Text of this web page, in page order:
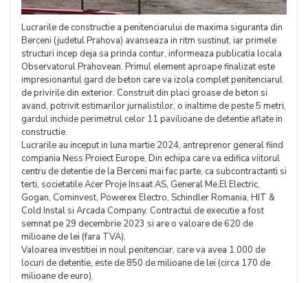
Lucrarile de constructie a penitenciarului de maxima siguranta din
Berceni (judetul Prahova) avanseaza in ritm sustinut, iar primele
structuri incep deja sa prinda contur, informeaza publicatia locala
Observatorul Prahovean. Primul element aproape finalizat este
impresionantul gard de beton care va izola complet penitenciarul
de privirile din exterior. Construit din placi groase de beton si
avand, potrivit estimarilor jurnalistilor, o inaltime de peste 5 metri,
gardul inchide perimetrul celor 11 pavilioane de detentie aflate in
constructie.
Lucrarile au inceput in luna martie 2024, antreprenor general fiind
compania Ness Proiect Europe. Din echipa care va edifica viitorul
centru de detentie de la Berceni mai fac parte, ca subcontractanti si
terti, societatile Acer Proje Insaat AS, General Me.El Electric,
Gogan, Cominvest, Powerex Electro, Schindler Romania, HIT &
Cold Instal si Arcada Company. Contractul de executie a fost
semnat pe 29 decembrie 2023 si are o valoare de 620 de
milioane de lei (fara TVA).
Valoarea investitiei in noul penitenciar, care va avea 1.000 de
locuri de detentie, este de 850 de milioane de lei (circa 170 de
milioane de euro).